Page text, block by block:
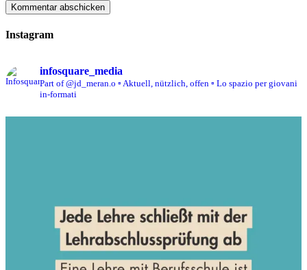
Instagram
infosquare_media
Part of @jd_meran.o ▫️ Aktuell, nützlich, offen ▫️ Lo spazio per giovani
in-formati